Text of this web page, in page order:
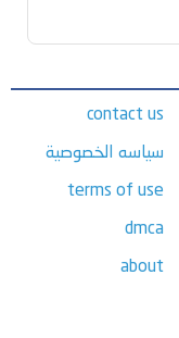
contact us
سياسه الخصوصية
terms of use
dmca
about